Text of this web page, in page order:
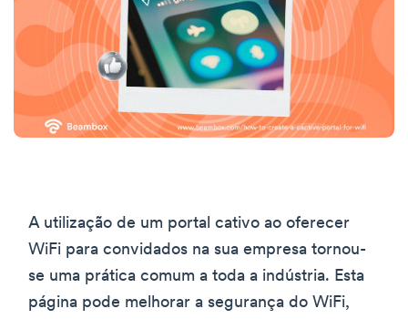
A utilização de um portal cativo ao oferecer
WiFi para convidados na sua empresa tornou-
se uma prática comum a toda a indústria. Esta
página pode melhorar a segurança do WiFi,